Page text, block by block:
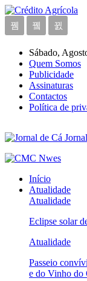
Sábado,
Quem Somos
Publicidade
Assinaturas
Contactos
Política de
Início
Atualidade
Atualidade
Eclipse solar
Atualidade
Passeio
e do Vinho do